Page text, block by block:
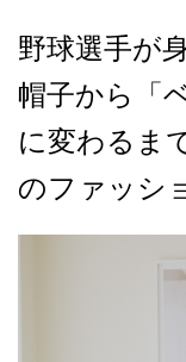
野球選手が
帽子から「
に変わるま
のファッシ